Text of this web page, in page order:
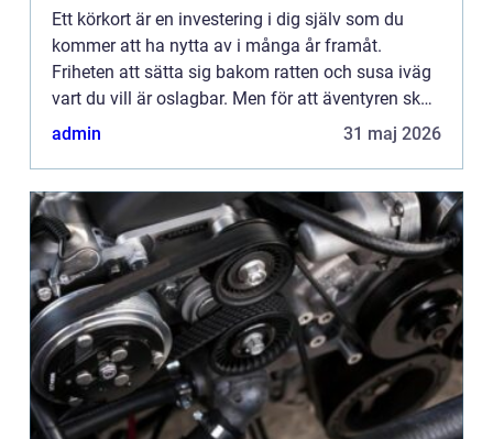
Ett körkort är en investering i dig själv som du
kommer att ha nytta av i många år framåt.
Friheten att sätta sig bakom ratten och susa iväg
vart du vill är oslagbar. Men för att äventyren ska
bli verklighet så behöver du anstränga dig lite för
admin 31 maj 2026